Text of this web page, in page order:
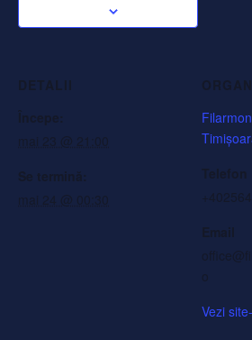
DETALII
Începe:
mai 23 @ 21:00
Se termină:
mai 24 @ 00:30
Telefon
Email
Vezi